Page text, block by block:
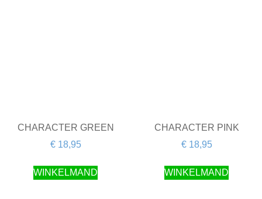
CHARACTER GREEN
€18,95
WINKELMAND
CHARACTER PINK
€18,95
WINKELMAND